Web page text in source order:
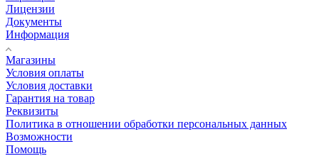
Лицензии
Документы
Информация
Магазины
Условия оплаты
Условия доставки
Гарантия на товар
Реквизиты
Политика в отношении обработки персональных данных
Возможности
Помощь